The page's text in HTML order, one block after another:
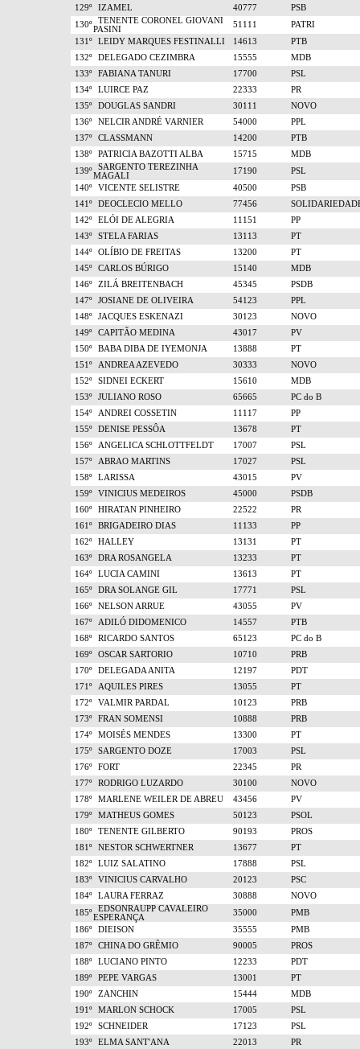
129º
IZAMEL 40777
PSB
130º
TENENTE CORONEL GIOVANI
PASINI
51111
PATRI
131º
LEIDY MARQUES FESTINALLI 14613
PTB
132º
DELEGADO CEZIMBRA 15555
MDB
133º
FABIANA TANURI 17700
PSL
134º
LUIRCE PAZ 22333
PR
135º
DOUGLAS SANDRI 30111
NOVO
136º
NELCIR ANDRÉ VARNIER 54000
PPL
137º
CLASSMANN 14200
PTB
138º
PATRICIA BAZOTTI ALBA 15715
MDB
139º
SARGENTO TEREZINHA
MAGALI
17190
PSL
140º
VICENTE SELISTRE 40500
PSB
141º
DEOCLECIO MELLO 77456
142º
ELÓI DE ALEGRIA 11151
PP
143º
STELA FARIAS 13113
PT
144º
OLÍBIO DE FREITAS 13200
PT
145º
CARLOS BÚRIGO 15140
MDB
146º
ZILÁ BREITENBACH 45345
PSDB
147º
JOSIANE DE OLIVEIRA 54123
PPL
148º
JACQUES ESKENAZI 30123
NOVO
149º
CAPITÃO MEDINA 43017
PV
150º
BABA DIBA DE IYEMONJA 13888
PT
151º
ANDREA AZEVEDO 30333
NOVO
152º
SIDNEI ECKERT 15610
MDB
153º
JULIANO ROSO 65665
PC do B
154º
ANDREI COSSETIN 11117
PP
155º
DENISE PESSÔA 13678
PT
156º
ANGELICA SCHLOTTFELDT 17007
PSL
157º
ABRAO MARTINS 17027
PSL
158º
LARISSA 43015
PV
159º
VINICIUS MEDEIROS 45000
PSDB
160º
HIRATAN PINHEIRO 22522
PR
161º
BRIGADEIRO DIAS 11133
PP
162º
HALLEY 13131
PT
163º
DRA ROSANGELA 13233
PT
164º
LUCIA CAMINI 13613
PT
165º
DRA SOLANGE GIL 17771
PSL
166º
NELSON ARRUE 43055
PV
167º
ADILÓ DIDOMENICO 14557
PTB
168º
RICARDO SANTOS 65123
PC do B
169º
OSCAR SARTORIO 10710
PRB
170º
DELEGADA ANITA 12197
PDT
171º
AQUILES PIRES 13055
PT
172º
VALMIR PARDAL 10123
PRB
173º
FRAN SOMENSI 10888
PRB
174º
MOISÉS MENDES 13300
PT
175º
SARGENTO DOZE 17003
PSL
176º
FORT 22345
PR
177º
RODRIGO LUZARDO 30100
NOVO
178º
MARLENE WEILER DE ABREU 43456
PV
179º
MATHEUS GOMES 50123
PSOL
180º
TENENTE GILBERTO 90193
PROS
181º
NESTOR SCHWERTNER 13677
PT
182º
LUIZ SALATINO 17888
PSL
183º
VINICIUS CARVALHO 20123
PSC
184º
LAURA FERRAZ 30888
NOVO
185º
EDSONRAUPP CAVALEIRO
ESPERANÇA
35000
PMB
186º
DIEISON 35555
PMB
187º
CHINA DO GRÊMIO 90005
PROS
188º
LUCIANO PINTO 12233
PDT
189º
PEPE VARGAS 13001
PT
190º
ZANCHIN 15444
MDB
191º
MARLON SCHOCK 17005
PSL
192º
SCHNEIDER 17123
PSL
193º
ELMA SANT'ANA 22013
PR